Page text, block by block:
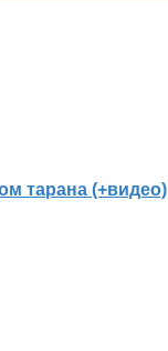
тарана (+видео)